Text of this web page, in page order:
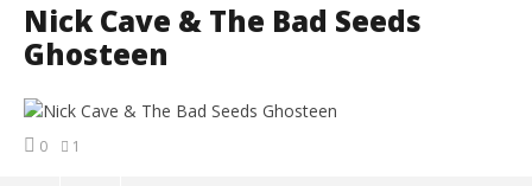
Nick Cave & The Bad Seeds
Ghosteen
0 1